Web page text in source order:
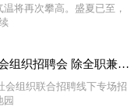
将再次攀高。盛夏已至，
超3000人次参加社会组织招聘会 除全职兼职外 还有35家单位提供针对在校大学生的实习见习岗位-播报
会组织联合招聘线下专场招
园